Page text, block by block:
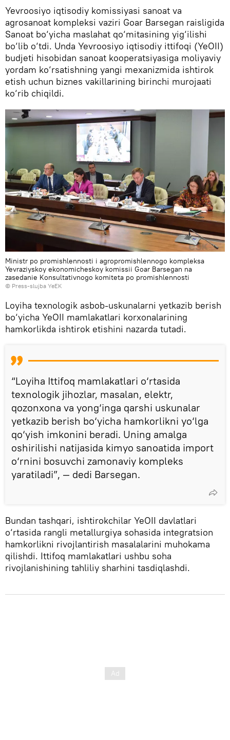
Yevroosiyo iqtisodiy komissiyasi sanoat va
agrosanoat kompleksi vaziri Goar Barsegan raisligida
Sanoat bo‘yicha maslahat qo‘mitasining yig‘ilishi
bo‘lib o‘tdi. Unda Yevroosiyo iqtisodiy ittifoqi (YeOII)
budjeti hisobidan sanoat kooperatsiyasiga moliyaviy
yordam ko‘rsatishning yangi mexanizmida ishtirok
etish uchun biznes vakillarining birinchi murojaati
ko‘rib chiqildi.
Ministr po promishlennosti i agropromishlennogo kompleksa
Yevraziyskoy ekonomicheskoy komissii Goar Barsegan na
zasedanie Konsultativnogo komiteta po promishlennosti
© Press-slujba YeEK
Loyiha texnologik asbob-uskunalarni yetkazib berish
bo‘yicha YeOII mamlakatlari korxonalarining
hamkorlikda ishtirok etishini nazarda tutadi.
“Loyiha Ittifoq mamlakatlari o‘rtasida
texnologik jihozlar, masalan, elektr,
qozonxona va yong‘inga qarshi uskunalar
yetkazib berish bo‘yicha hamkorlikni yo‘lga
qo‘yish imkonini beradi. Uning amalga
oshirilishi natijasida kimyo sanoatida import
o‘rnini bosuvchi zamonaviy kompleks
yaratiladi”, — dedi Barsegan.
Bundan tashqari, ishtirokchilar YeOII davlatlari
o‘rtasida rangli metallurgiya sohasida integratsion
hamkorlikni rivojlantirish masalalarini muhokama
qilishdi. Ittifoq mamlakatlari ushbu soha
rivojlanishining tahliliy sharhini tasdiqlashdi.